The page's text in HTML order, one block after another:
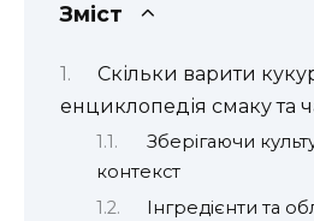
Зміст
Скільки варити
енциклопедія смаку та
Зберігаючи
контекст
Інгредієнти та